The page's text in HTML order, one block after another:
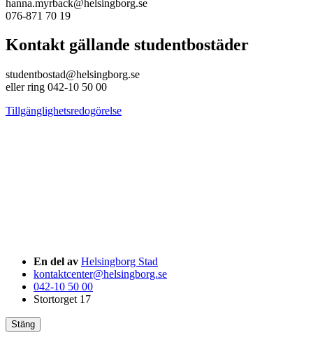
hanna.myrback@helsingborg.se
076-871 70 19
Kontakt gällande studentbostäder
studentbostad@helsingborg.se
eller ring 042-10 50 00
Tillgänglighetsredogörelse
En del av Helsingborg Stad
kontaktcenter@helsingborg.se
042-10 50 00
Stortorget 17
Stäng